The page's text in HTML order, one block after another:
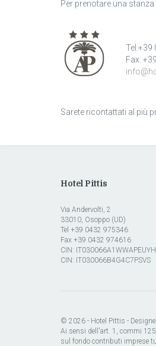
Per prenotare una
Tel:+39
Fax:
Sarete ricontattati al più
Hotel Pittis
Via Andervolti, 2
33010, Osoppo (UD)
Tel +39 0432 975346
Fax +39 0432 974616
CIN: IT030066A1WWAPEUYH
CIN: IT030066B4G4C7PSVS
© 2026 - Hotel Pittis -
Ai sensi dell'art. 1, commi
sul fondo contributi imprese